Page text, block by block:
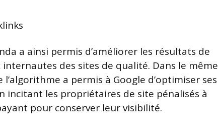
a ainsi permis d’améliorer les résultats de
des sites de qualité. Dans le même
a permis à Google d’optimiser ses
incitant les propriétaires de site pénalisés à
pour conserver leur visibilité.